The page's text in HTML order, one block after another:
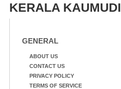
KERALA KAUMUDI
GENERAL
ABOUT US
CONTACT US
PRIVACY POLICY
TERMS OF SERVICE